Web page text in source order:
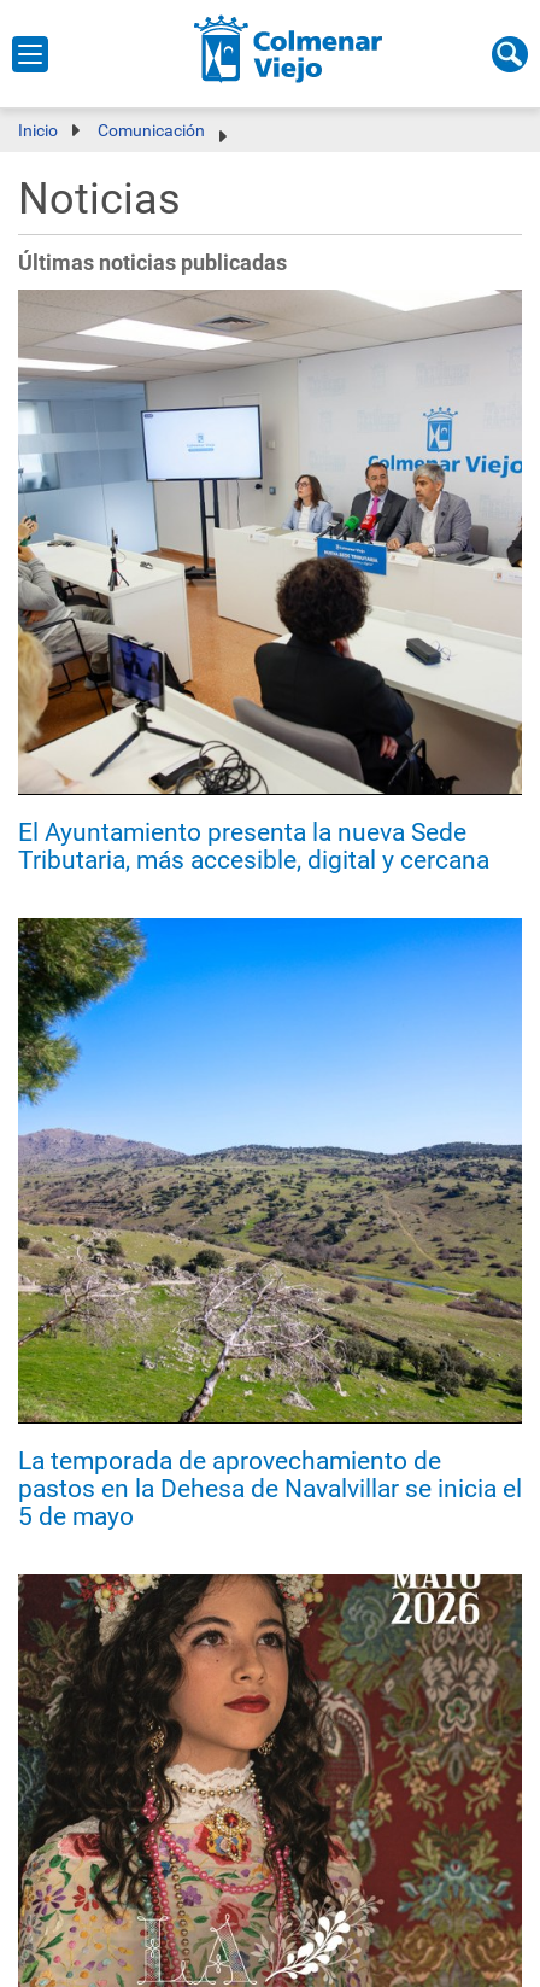
Inicio Comunicación
Noticias
Últimas noticias publicadas
El Ayuntamiento presenta la nueva Sede
Tributaria, más accesible, digital y cercana
La temporada de aprovechamiento de
pastos en la Dehesa de Navalvillar se inicia el
5 de mayo